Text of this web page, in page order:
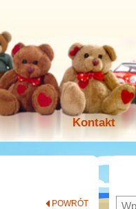
Kontakt
POWRÓT